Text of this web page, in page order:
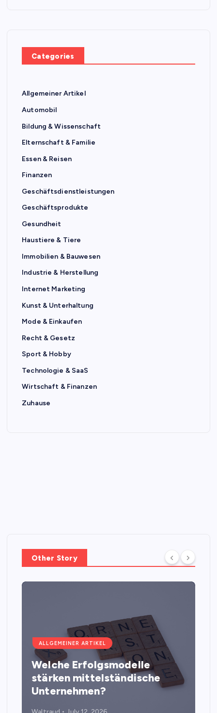
Categories
Allgemeiner Artikel
Automobil
Bildung & Wissenschaft
Elternschaft & Familie
Essen & Reisen
Finanzen
Geschäftsdienstleistungen
Geschäftsprodukte
Gesundheit
Haustiere & Tiere
Immobilien & Bauwesen
Industrie & Herstellung
Internet Marketing
Kunst & Unterhaltung
Mode & Einkaufen
Recht & Gesetz
Sport & Hobby
Technologie & SaaS
Wirtschaft & Finanzen
Zuhause
Other Story
ALLGEMEINER ARTIKEL
Welche Erfolgsmodelle
stärken mittelständische
Unternehmen?